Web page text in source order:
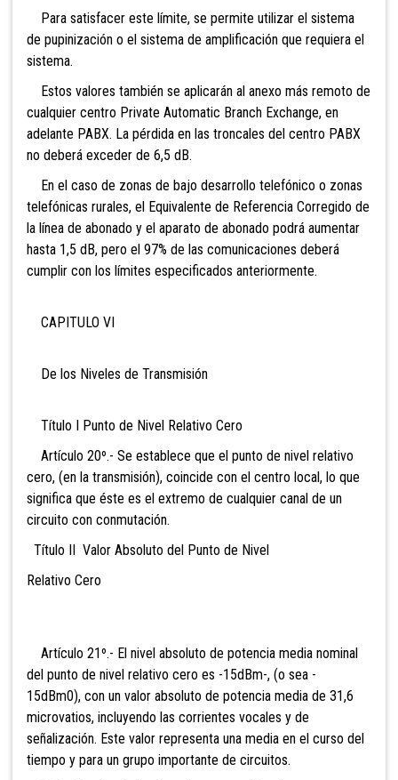
Para satisfacer este límite, se permite utilizar el sistema
de pupinización o el sistema de amplificación que requiera el
sistema.
Estos valores también se aplicarán al anexo más remoto de
cualquier centro Private Automatic Branch Exchange, en
adelante PABX. La pérdida en las troncales del centro PABX
no deberá exceder de 6,5 dB.
En el caso de zonas de bajo desarrollo telefónico o zonas
telefónicas rurales, el Equivalente de Referencia Corregido de
la línea de abonado y el aparato de abonado podrá aumentar
hasta 1,5 dB, pero el 97% de las comunicaciones deberá
cumplir con los límites especificados anteriormente.
CAPITULO VI
De los Niveles de Transmisión
Título I Punto de Nivel Relativo Cero
Artículo 20º.- Se establece que el punto de nivel relativo
cero, (en la transmisión), coincide con el centro local, lo que
significa que éste es el extremo de cualquier canal de un
circuito con conmutación.
Título II Valor Absoluto del Punto de Nivel
Relativo Cero
Artículo 21º.- El nivel absoluto de potencia media nominal
del punto de nivel relativo cero es -15dBm-, (o sea -
15dBm0), con un valor absoluto de potencia media de 31,6
microvatios, incluyendo las corrientes vocales y de
señalización. Este valor representa una media en el curso del
tiempo y para un grupo importante de circuitos.